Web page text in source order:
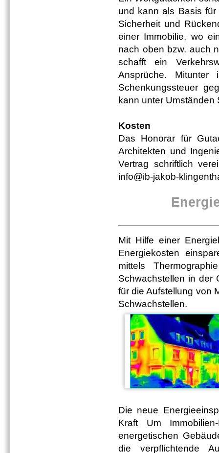
und kann als Basis
Sicherheit und
einer Immobilie, wo
nach oben bzw. auch
schafft ein
Ansprüche.
Schenkungssteuer
kann unter Umständen
Kosten
Das Honorar für
Architekten und
Vertrag schriftlich
info@ib-jakob-
Mit Hilfe einer
Energiekosten
mittels
Schwachstellen in der
für die Aufstellung von
Schwachstellen.
Die neue
Kraft Um
energetischen
die verpflichtende